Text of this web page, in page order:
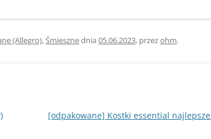
(Allegro),Śmiesznednia 05.06.2023, przezohm.
[odpakowane] Kostki essential najlepsze